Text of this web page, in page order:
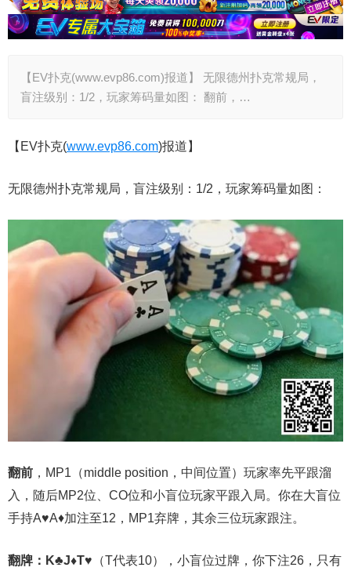
【EV扑克(www.evp86.com)报道】 无限德州扑克常规局，
盲注级别：1/2，玩家筹码量如图： 翻前，…
【EV扑克(www.evp86.com)报道】
无限德州扑克常规局，盲注级别：1/2，玩家筹码量如图：
翻前 ，MP1（middle position，中间位置）玩家率先平跟溜
入，随后MP2位、CO位和小盲位玩家平跟入局。你在大盲位
手持A♥A♦加注至12，MP1弃牌，其余三位玩家跟注。
翻牌：K♣J♦T♥ （T代表10），小盲位过牌，你下注26，只有